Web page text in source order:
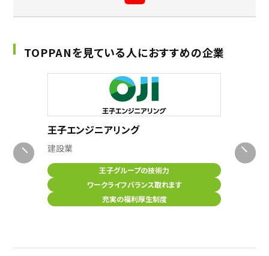
TOPPANを見ている人におすすめの企業
エンジニアリング
王子グループの技術力
ワークライフバランス取れます
充実の福利厚生制度
多様な業界のサー
高専卒業生約